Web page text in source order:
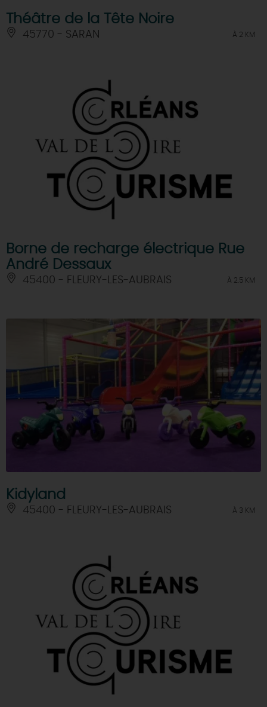
Théâtre de la Tête Noire
45770 - SARAN À 2 KM
Borne de recharge électrique Rue
André Dessaux
45400 - FLEURY-LES-AUBRAIS À 2.5 KM
Kidyland
45400 - FLEURY-LES-AUBRAIS À 3 KM